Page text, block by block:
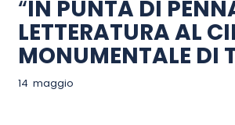
“IN PUNTA DI
LETTERATURA AL
MONUMENTALE DI
14 maggio